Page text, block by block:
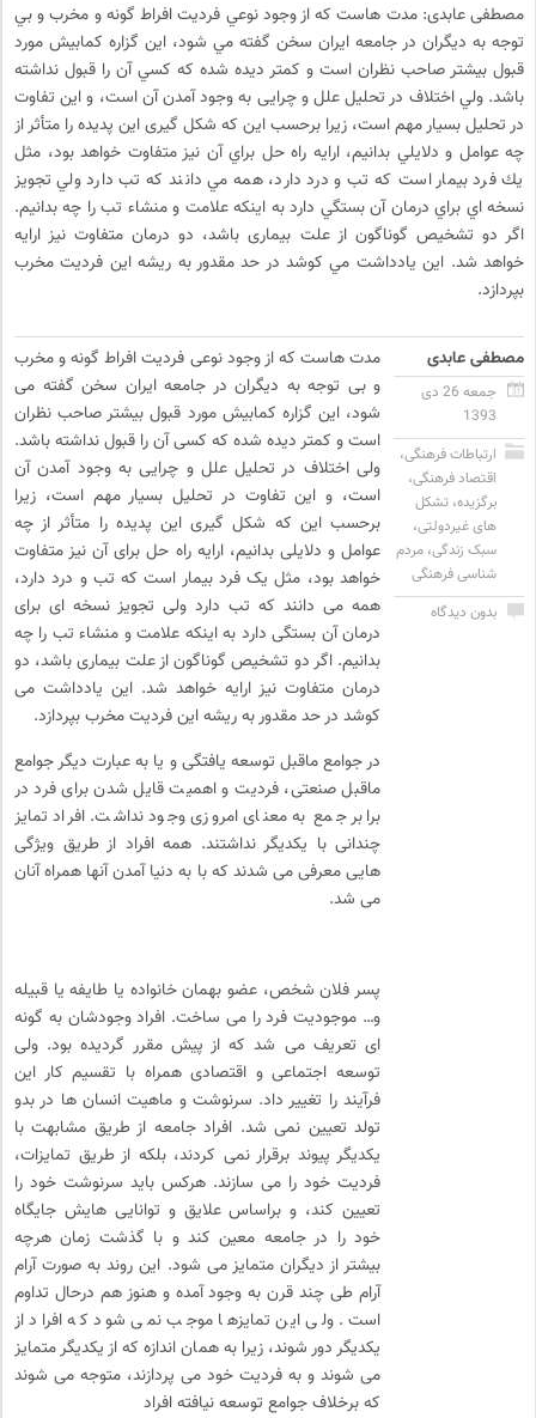
مصطفی عابدی: مدت هاست كه از وجود نوعي فرديت افراط گونه و مخرب و بي
توجه به ديگران در جامعه ايران سخن گفته مي شود، اين گزاره كمابيش مورد
قبول بيشتر صاحب نظران است و كمتر ديده شده كه كسي آن را قبول نداشته
باشد. ولي اختلاف در تحليل علل و چرایی به وجود آمدن آن است، و اين تفاوت
در تحليل بسيار مهم است، زيرا برحسب اين كه شکل گیری اين پديده را متأثر از
چه عوامل و دلايلي بدانيم، ارايه راه حل براي آن نيز متفاوت خواهد بود، مثل
يك فرد بيمار است كه تب و درد دارد، همه مي دانند كه تب دارد ولي تجويز
نسخه اي براي درمان آن بستگي دارد به اينكه علامت و منشاء تب را چه بدانيم.
اگر دو تشخیص گوناگون از علت بیماری باشد، دو درمان متفاوت نيز ارايه
خواهد شد. اين يادداشت مي كوشد در حد مقدور به ريشه اين فرديت مخرب
بپردازد.
مصطفی عابدی
جمعه 26 دی
1393
ارتباطات فرهنگی،
اقتصاد فرهنگی،
برگزیده، تشکل
های غیردولتی،
سبک زندگی، مردم
شناسی فرهنگی
بدون دیدگاه
مدت هاست که از وجود نوعی فردیت افراط گونه و مخرب
و بی توجه به دیگران در جامعه ایران سخن گفته می
شود، این گزاره کمابیش مورد قبول بیشتر صاحب نظران
است و کمتر دیده شده که کسی آن را قبول نداشته باشد.
ولی اختلاف در تحلیل علل و چرایی به وجود آمدن آن
است، و این تفاوت در تحلیل بسیار مهم است، زیرا
برحسب این که شکل گیری این پدیده را متأثر از چه
عوامل و دلایلی بدانیم، ارایه راه حل برای آن نیز متفاوت
خواهد بود، مثل یک فرد بیمار است که تب و درد دارد،
همه می دانند که تب دارد ولی تجویز نسخه ای برای
درمان آن بستگی دارد به اینکه علامت و منشاء تب را چه
بدانیم. اگر دو تشخیص گوناگون از علت بیماری باشد، دو
درمان متفاوت نیز ارایه خواهد شد. این یادداشت می
کوشد در حد مقدور به ریشه این فردیت مخرب بپردازد.
در جوامع ماقبل توسعه یافتگی و یا به عبارت دیگر جوامع
ماقبل صنعتی، فردیت و اهمیت قایل شدن برای فرد در
برابر جمع به معنای امروزی وجود نداشت. افراد تمایز
چندانی با یکدیگر نداشتند. همه افراد از طریق ویژگی
هایی معرفی می شدند که با به دنیا آمدن آنها همراه آنان
می شد.
پسر فلان شخص، عضو بهمان خانواده یا طایفه یا قبیله
و… موجودیت فرد را می ساخت. افراد وجودشان به گونه
ای تعریف می شد که از پیش مقرر گردیده بود. ولی
توسعه اجتماعی و اقتصادی همراه با تقسیم کار این
فرآیند را تغییر داد. سرنوشت و ماهیت انسان ها در بدو
تولد تعیین نمی شد. افراد جامعه از طریق مشابهت با
یکدیگر پیوند برقرار نمی کردند، بلکه از طریق تمایزات،
فردیت خود را می سازند. هرکس باید سرنوشت خود را
تعیین کند، و براساس علایق و توانایی هایش جایگاه
خود را در جامعه معین کند و با گذشت زمان هرچه
بیشتر از دیگران متمایز می شود. این روند به صورت آرام
آرام طی چند قرن به وجود آمده و هنوز هم درحال تداوم
است. ولی این تمایزها موجب نمی شود که افراد از
یکدیگر دور شوند، زیرا به همان اندازه که از یکدیگر متمایز
می شوند و به فردیت خود می پردازند، متوجه می شوند
که برخلاف جوامع توسعه نیافته افراد